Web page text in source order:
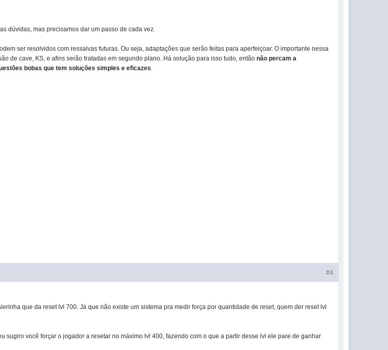
dúvidas, mas precisamos dar um passo de cada vez.
ser resolvidos com ressalvas futuras. Ou seja, adaptações que serão feitas para aperfeiçoar. O importante nessa
de cave, KS, e afins serão tratadas em segundo plano. Há solução para isso tudo, entãonão percam a
bobas que tem soluções simples e eficazes.
#4
que da reset lvl 700. Já que não existe um sistema pra medir força por quantidade de reset, quem der reset lvl
sugiro você forçar o jogador a resetar no máximo lvl 400, fazendo com o que a partir desse lvl ele pare de ganhar